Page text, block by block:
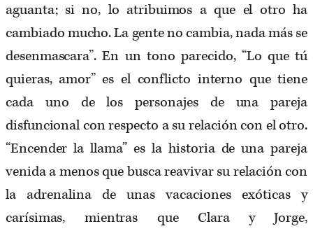
aguanta; si no, lo atribuimos a que el otro ha
cambiado mucho. La gente no cambia, nada más se
desenmascara”. En un tono parecido, “Lo que tú
quieras, amor” es el conflicto interno que tiene
cada uno de los personajes de una pareja
disfuncional con respecto a su relación con el otro.
“Encender la llama” es la historia de una pareja
venida a menos que busca reavivar su relación con
la adrenalina de unas vacaciones exóticas y
carísimas, mientras que Clara y Jorge,